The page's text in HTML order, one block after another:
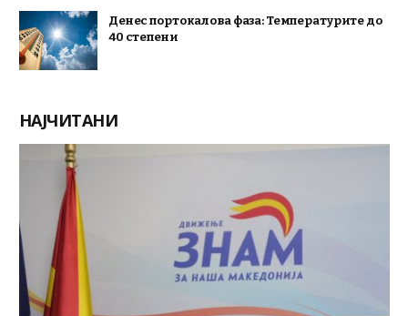
Денес портокалова фаза: Температурите до
40 степени
НАЈЧИТАНИ